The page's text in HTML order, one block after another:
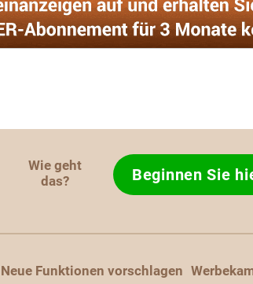
Wie geht
das?
Beginnen Sie
Neue Funktionen vorschlagen